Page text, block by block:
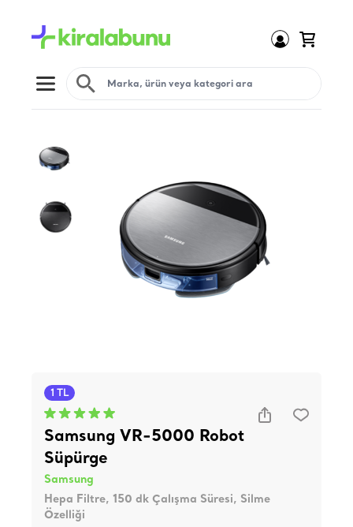
Open menu
1 TL
Samsung VR-5000 Robot
Süpürge
Samsung
Hepa Filtre, 150 dk Çalışma Süresi, Silme
Özelliği